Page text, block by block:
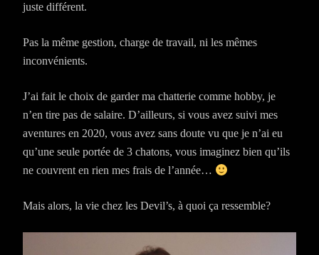
juste différent.
Pas la même gestion, charge de travail, ni les mêmes
inconvénients.
J’ai fait le choix de garder ma chatterie comme hobby, je
n’en tire pas de salaire. D’ailleurs, si vous avez suivi mes
aventures en 2020, vous avez sans doute vu que je n’ai eu
qu’une seule portée de 3 chatons, vous imaginez bien qu’ils
ne couvrent en rien mes frais de l’année…
Mais alors, la vie chez les Devil’s, à quoi ça ressemble?